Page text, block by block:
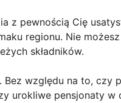
z pewnością Cię
regionu. Nie
składników.
względu na to, czy
urokliwe pensjonaty w